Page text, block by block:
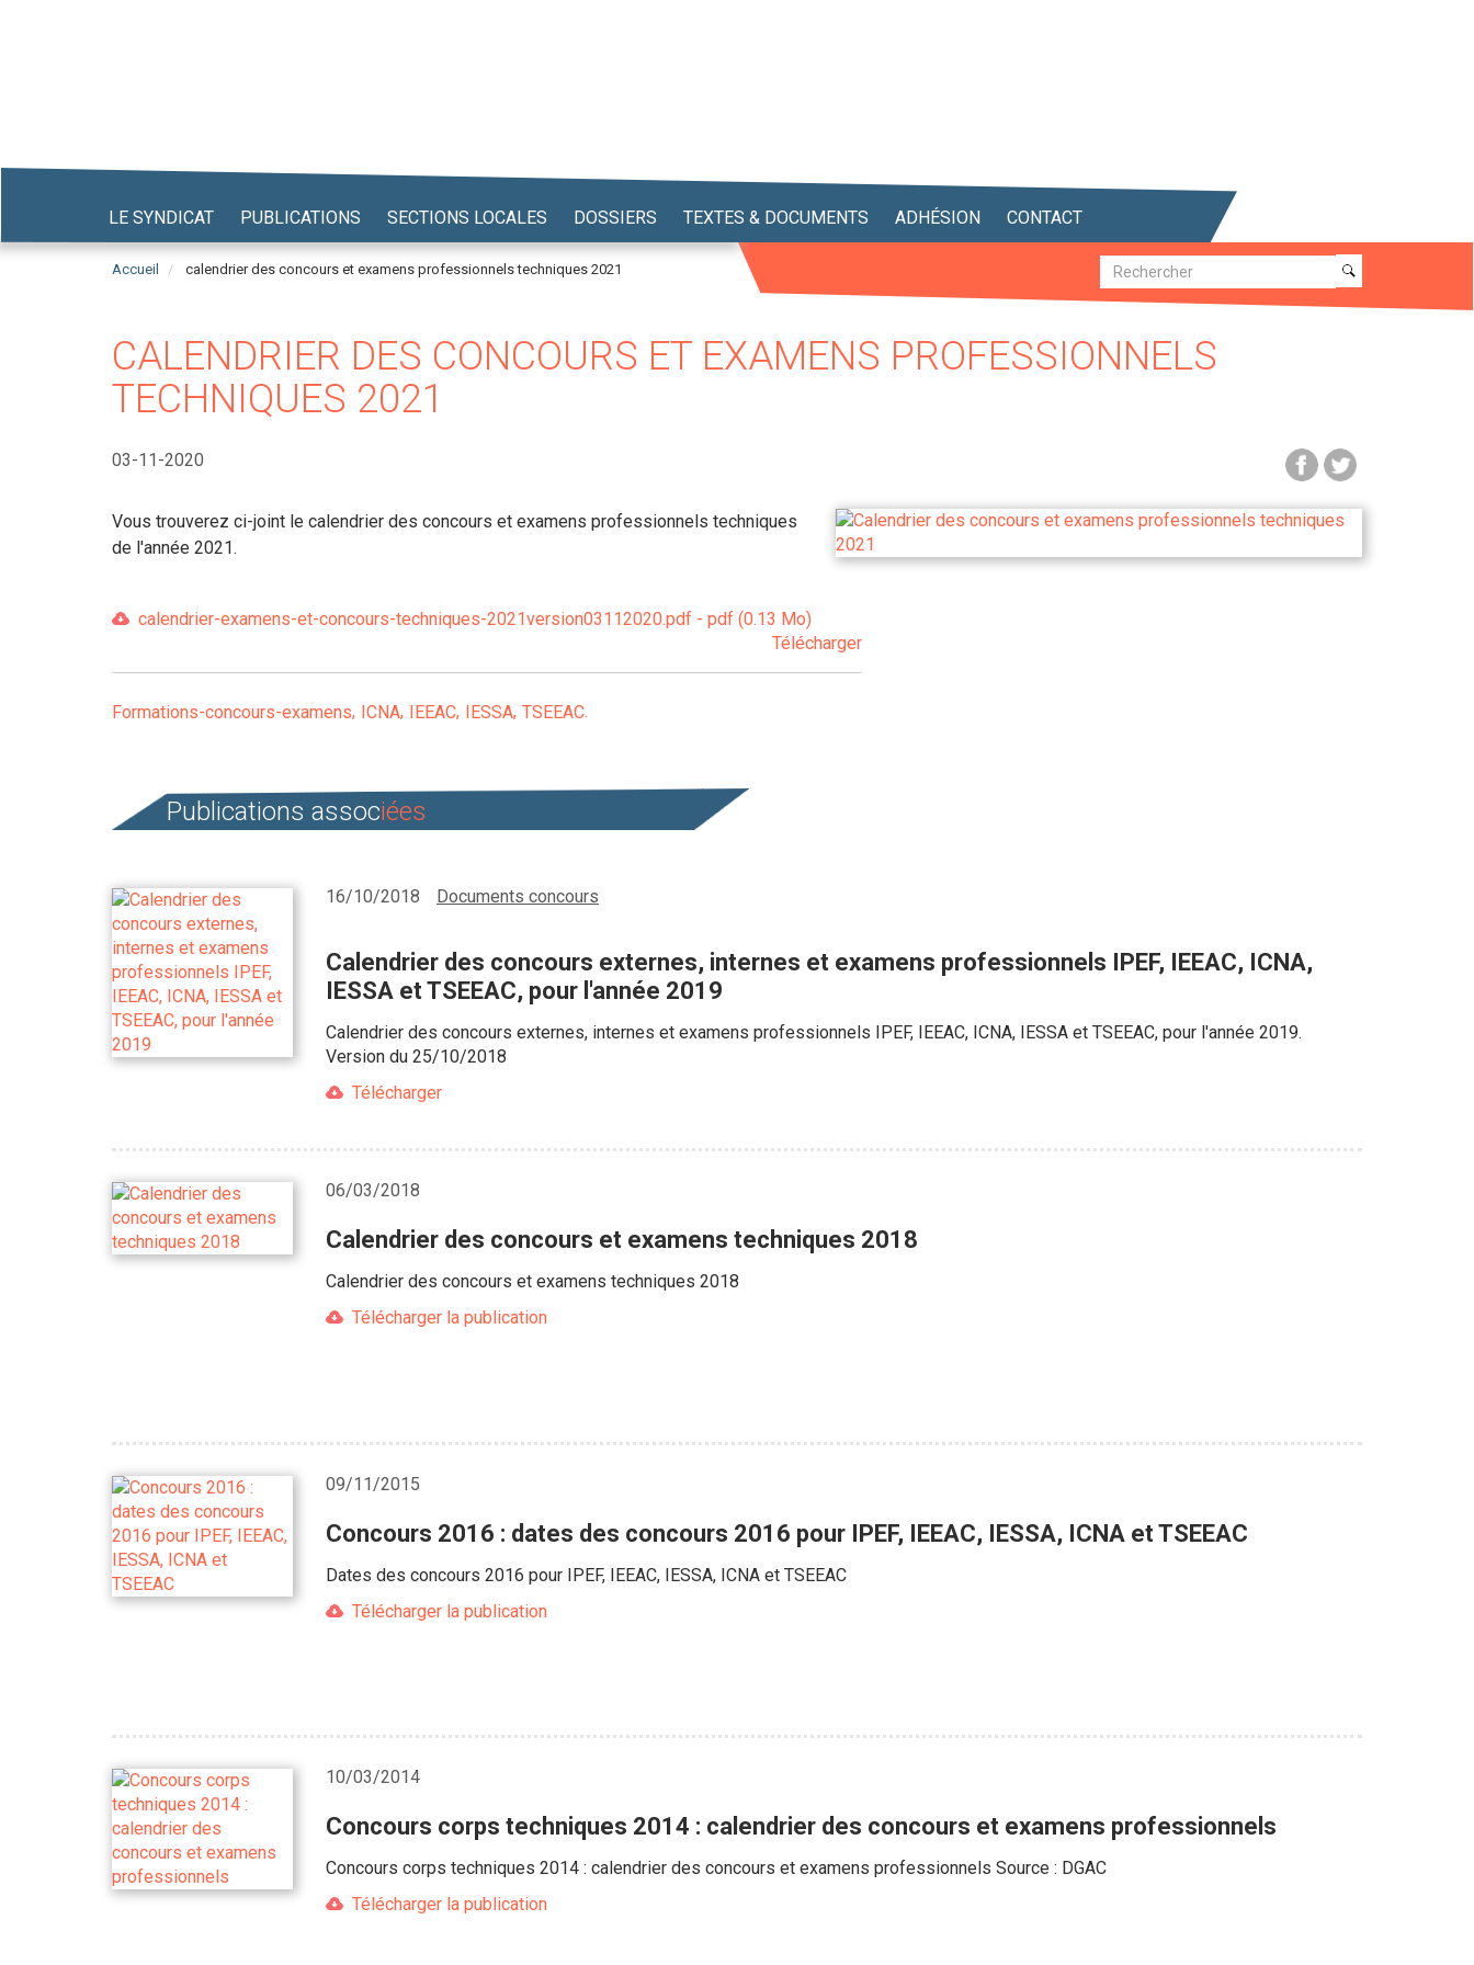
LE SYNDICAT PUBLICATIONS SECTIONS LOCALES DOSSIERS TEXTES & DOCUMENTS ADHÉSION CONTACT
Accueil calendrier des concours et examens professionnels techniques 2021 Recherche
Recherche
CALENDRIER DES CONCOURS ET EXAMENS PROFESSIONNELS
TECHNIQUES 2021
03-11-2020
Vous trouverez ci-joint le calendrier des concours et examens professionnels techniques
de l'année 2021.
calendrier-examens-et-concours-techniques-2021version03112020.pdf - pdf (0.13 Mo)
Télécharger
Formations-concours-examens ICNA IEEAC IESSA TSEEAC
Publications associées
16/10/2018 Documents concours
Calendrier des concours externes, internes et examens professionnels IPEF, IEEAC, ICNA,
IESSA et TSEEAC, pour l'année 2019
Calendrier des concours externes, internes et examens professionnels IPEF, IEEAC, ICNA, IESSA et TSEEAC, pour l'année 2019.
Version du 25/10/2018
Télécharger
06/03/2018
Calendrier des concours et examens techniques 2018
Calendrier des concours et examens techniques 2018
Télécharger la publication
09/11/2015
Concours 2016 : dates des concours 2016 pour IPEF, IEEAC, IESSA, ICNA et TSEEAC
Dates des concours 2016 pour IPEF, IEEAC, IESSA, ICNA et TSEEAC
Télécharger la publication
10/03/2014
Concours corps techniques 2014 : calendrier des concours et examens professionnels
Concours corps techniques 2014 : calendrier des concours et examens professionnels Source : DGAC
Télécharger la publication